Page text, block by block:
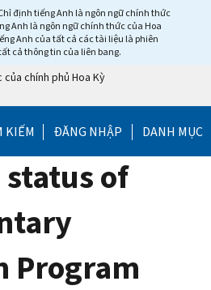
định tiếng Anh là ngôn ngữ chính thức
Anh là ngôn ngữ chính thức của Hoa
Anh của tất cả các tài liệu là phiên
cả thông tin của liên bang.
chính phủ Hoa Kỳ
KIẾM ĐĂNG NHẬP DANH MỤC
status of
Program